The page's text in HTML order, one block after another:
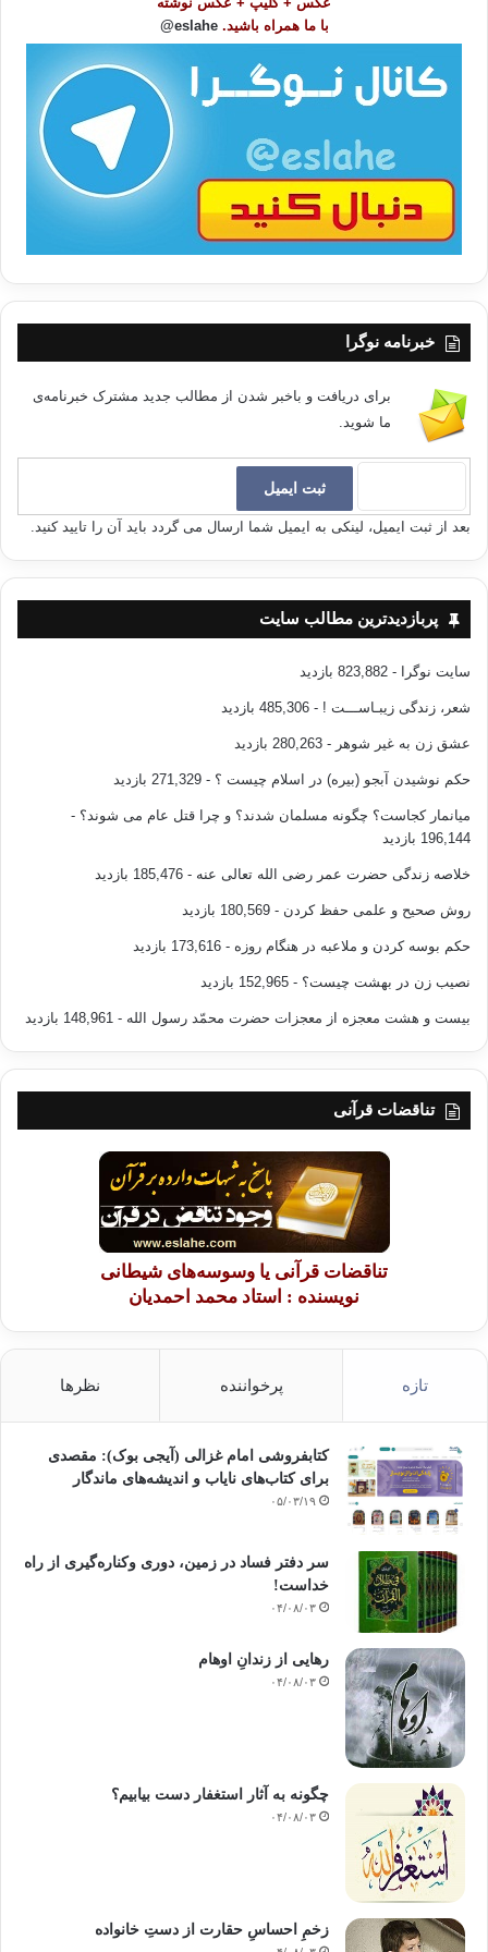
با ما همراه باشید. eslahe@
خبرنامه نوگرا
برای دریافت و باخبر شدن از مطالب جدید مشترک خبرنامه‌ی
ما شوید.
بعد از ثبت ایمیل، لینکی به ایمیل شما ارسال می گردد باید آن را تایید کنید.
پربازدیدترین مطالب سایت
سایت نوگرا - 823,882 بازدید
شعر، زندگی زیبـاســـت ! - 485,306 بازدید
عشق زن به غیر شوهر - 280,263 بازدید
حکم نوشیدن آبجو (بیره) در اسلام چیست ؟ - 271,329 بازدید
میانمار کجاست؟ چگونه مسلمان شدند؟ و چرا قتل عام می شوند؟ -
196,144 بازدید
خلاصه زندگی حضرت عمر رضی الله تعالی عنه - 185,476 بازدید
روش صحیح و علمی حفظ کردن - 180,569 بازدید
حکم بوسه کردن و ملاعبه در هنگام روزه - 173,616 بازدید
نصیب زن در بهشت چیست؟ - 152,965 بازدید
بیست و هشت معجزه از معجزات حضرت محمّد رسول الله - 148,961 بازدید
تناقضات قرآنی
تناقضات قرآنی یا وسوسه‌های شیطانی
نویسنده : استاد محمد احمدیان
تازه پرخواننده نظرها
کتابفروشی امام غزالی (آیجی بوک): مقصدی
برای کتاب‌های نایاب و اندیشه‌های ماندگار
۰۵/۰۳/۱۹
سر دفتر فساد در زمین‌، دوری وکناره‌گیری از راه
خداست‌!
۰۴/۰۸/۰۳
رهایی از زندانِ اوهام
۰۴/۰۸/۰۳
چگونه به آثار استغفار دست بیابیم؟
۰۴/۰۸/۰۳
زخمِ احساسِ حقارت از دستِ خانواده